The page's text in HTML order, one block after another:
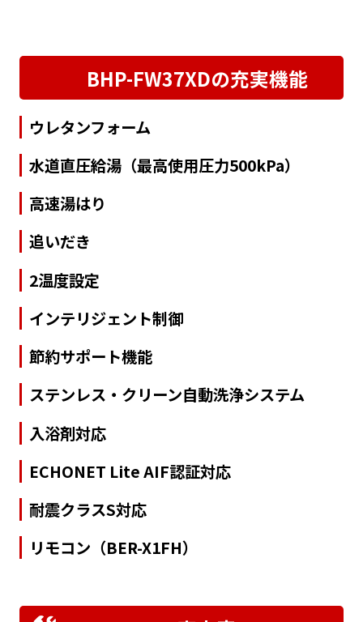
BHP-FW37XDの充実機能
ウレタンフォーム
水道直圧給湯（最高使用圧力500kPa）
高速湯はり
追いだき
2温度設定
インテリジェント制御
節約サポート機能
ステンレス・クリーン自動洗浄システム
入浴剤対応
ECHONET Lite AIF認証対応
耐震クラスS対応
リモコン（BER-X1FH）